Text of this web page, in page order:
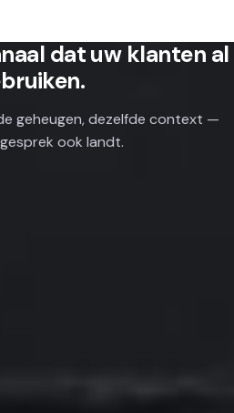
dat uw klanten al
geheugen, dezelfde context —
ook landt.